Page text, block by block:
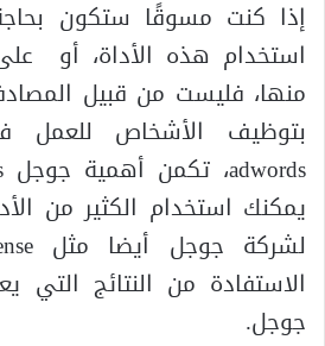
إذا كنت مسوقًا ستكون
استخدام هذه الأداة، أو
منها، فليست من قبيل
يمكنك استخدام الكثير من
الاستفادة من النتائج التي
جوجل.